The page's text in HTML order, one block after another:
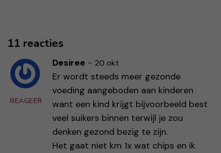
11 reacties
REAGEER
Desiree - 20 okt
Er wordt steeds meer gezonde
voeding aangeboden aan kinderen
want een kind krijgt bijvoorbeeld best
veel suikers binnen terwijl je zou
denken gezond bezig te zijn.
Het gaat niet km 1x wat chips en ik